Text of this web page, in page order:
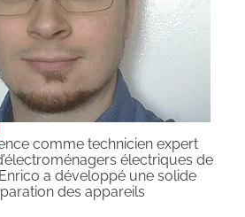
comme technicien expert
électriques de
a développé une solide
des appareils